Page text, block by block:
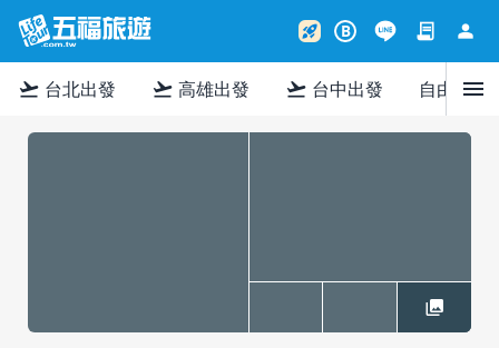
rocket_launch B contract person
flight_takeoff 台北出發 flight_takeoff 高雄出發 flight_takeoff 台中出發 自由行menu